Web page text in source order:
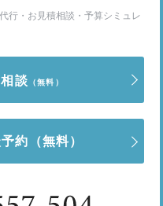
行・お見積相談・予算シミュレ
談 （無料）
約 （無料）